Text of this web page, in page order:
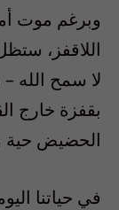
وبرغم موت
اللاقفز،
لا سمح الله
بقفزة خارج
الحضيض حية
في حياتنا